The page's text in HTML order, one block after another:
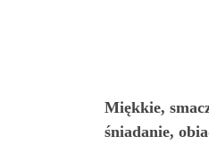
Miękkie,
śniadanie,